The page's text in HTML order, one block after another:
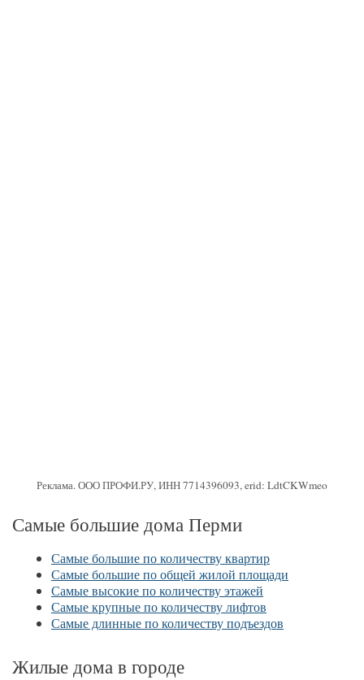
Реклама. ООО ПРОФИ.РУ, ИНН 7714396093, erid: LdtCKWmeo
Самые большие дома Перми
Самые большие по количеству квартир
Самые большие по общей жилой площади
Самые высокие по количеству этажей
Самые крупные по количеству лифтов
Самые длинные по количеству подъездов
Жилые дома в городе